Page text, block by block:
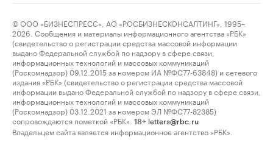
© ООО «БИЗНЕСПРЕСС», АО «РОСБИЗНЕСКОНСАЛТИНГ», 1995–
2026. Сообщения и материалы информационного агентства «РБК»
(свидетельство о регистрации средства массовой информации
выдано Федеральной службой по надзору в сфере связи,
информационных технологий и массовых коммуникаций
(Роскомнадзор) 09.12.2015 за номером ИА №ФС77-63848) и сетевого
издания «РБК» (свидетельство о регистрации средства массовой
информации выдано Федеральной службой по надзору в сфере связи,
информационных технологий и массовых коммуникаций
(Роскомнадзор) 03.12.2021 за номером ЭЛ №ФС77-82385)
сопровождаются пометкой «РБК».
18+ letters@rbc.ru
Владельцем сайта является информационное агентство «РБК».